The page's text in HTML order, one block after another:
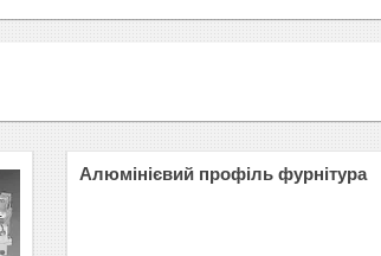
Алюмінієвий профіль фурнітура